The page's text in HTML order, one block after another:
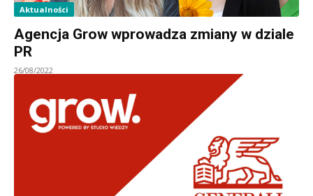
Aktualności
Agencja Grow wprowadza zmiany w dziale
PR
26/08/2022